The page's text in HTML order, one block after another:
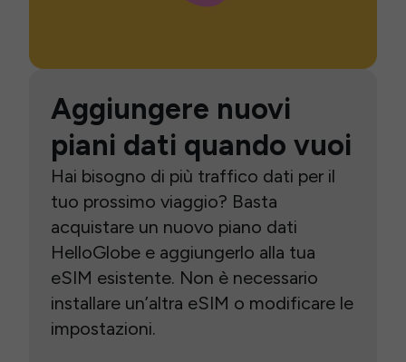
Aggiungere nuovi
piani dati quando vuoi
Hai bisogno di più traffico dati per il
tuo prossimo viaggio? Basta
acquistare un nuovo piano dati
HelloGlobe e aggiungerlo alla tua
eSIM esistente. Non è necessario
installare un’altra eSIM o modificare le
impostazioni.